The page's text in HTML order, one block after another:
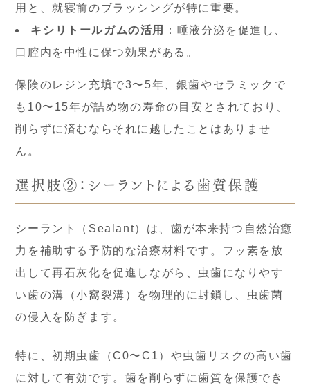
用と、就寝前のブラッシングが特に重要。
キシリトールガムの活用
：唾液分泌を促進し、
口腔内を中性に保つ効果がある。
保険のレジン充填で3〜5年、銀歯やセラミックで
も10〜15年が詰め物の寿命の目安とされており、
削らずに済むならそれに越したことはありませ
ん。
選択肢②：シーラントによる歯質保護
シーラント（Sealant）は、歯が本来持つ自然治癒
力を補助する予防的な治療材料です。フッ素を放
出して再石灰化を促進しながら、虫歯になりやす
い歯の溝（小窩裂溝）を物理的に封鎖し、虫歯菌
の侵入を防ぎます。
特に、初期虫歯（C0〜C1）や虫歯リスクの高い歯
に対して有効です。歯を削らずに歯質を保護でき